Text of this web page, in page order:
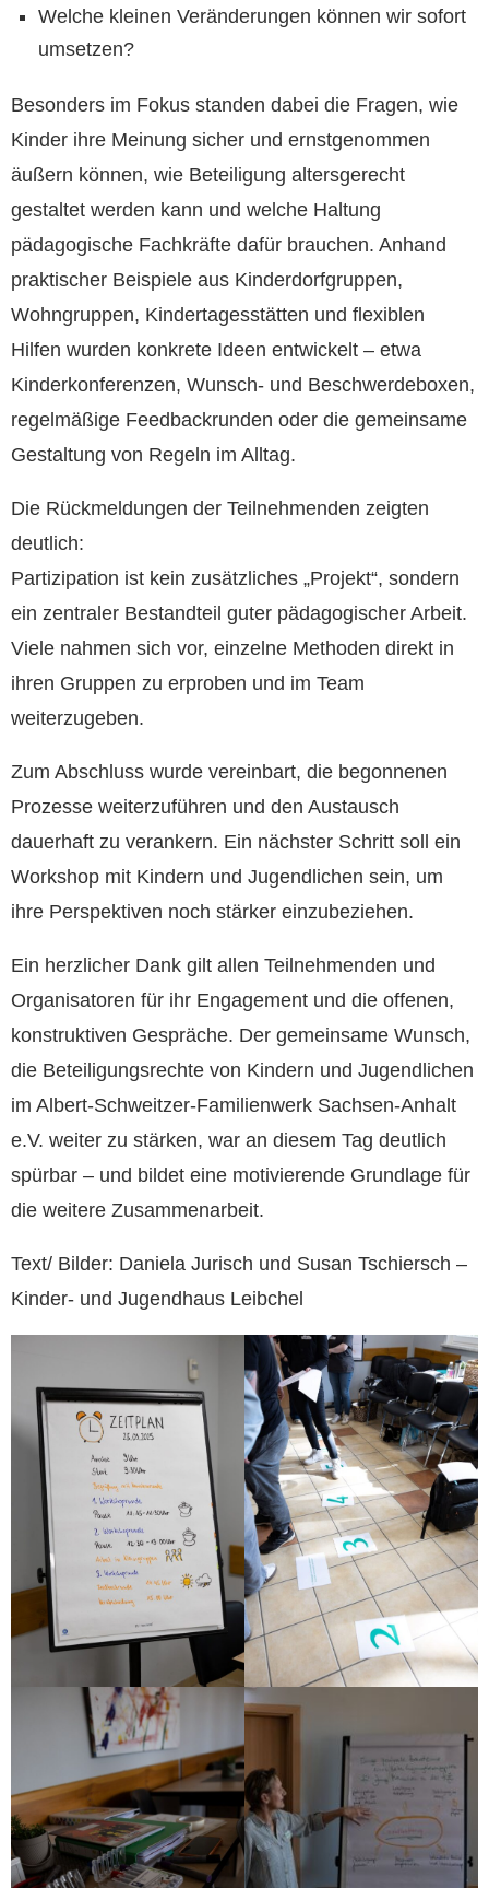
Welche kleinen Veränderungen können wir sofort
umsetzen?
Besonders im Fokus standen dabei die Fragen, wie
Kinder ihre Meinung sicher und ernstgenommen
äußern können, wie Beteiligung altersgerecht
gestaltet werden kann und welche Haltung
pädagogische Fachkräfte dafür brauchen. Anhand
praktischer Beispiele aus Kinderdorfgruppen,
Wohngruppen, Kindertagesstätten und flexiblen
Hilfen wurden konkrete Ideen entwickelt – etwa
Kinderkonferenzen, Wunsch- und Beschwerdeboxen,
regelmäßige Feedbackrunden oder die gemeinsame
Gestaltung von Regeln im Alltag.
Die Rückmeldungen der Teilnehmenden zeigten
deutlich:
Partizipation ist kein zusätzliches „Projekt“, sondern
ein zentraler Bestandteil guter pädagogischer Arbeit.
Viele nahmen sich vor, einzelne Methoden direkt in
ihren Gruppen zu erproben und im Team
weiterzugeben.
Zum Abschluss wurde vereinbart, die begonnenen
Prozesse weiterzuführen und den Austausch
dauerhaft zu verankern. Ein nächster Schritt soll ein
Workshop mit Kindern und Jugendlichen sein, um
ihre Perspektiven noch stärker einzubeziehen.
Ein herzlicher Dank gilt allen Teilnehmenden und
Organisatoren für ihr Engagement und die offenen,
konstruktiven Gespräche. Der gemeinsame Wunsch,
die Beteiligungsrechte von Kindern und Jugendlichen
im Albert-Schweitzer-Familienwerk Sachsen-Anhalt
e.V. weiter zu stärken, war an diesem Tag deutlich
spürbar – und bildet eine motivierende Grundlage für
die weitere Zusammenarbeit.
Text/ Bilder: Daniela Jurisch und Susan Tschiersch –
Kinder- und Jugendhaus Leibchel